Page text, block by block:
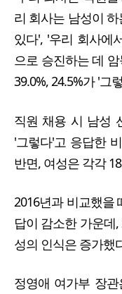
리 회사는 남성이
있다', '우리 회사에
으로 승진하는 데
39.0%, 24.5%가 '그
직원 채용 시 남성
'그렇다'고 응답한
반면, 여성은 각각
2016년과 비교했을
답이 감소한 가운데
성의 인식은 증가했
정영애 여가부 장